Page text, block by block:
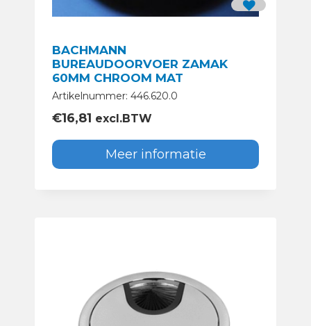
BACHMANN
BUREAUDOORVOER ZAMAK
60MM CHROOM MAT
Artikelnummer: 446.620.0
€16,81 excl.BTW
Meer informatie